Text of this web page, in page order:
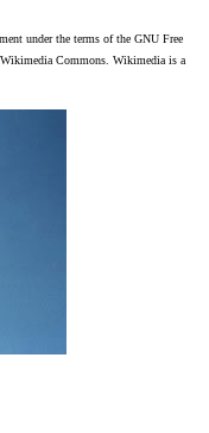
under the terms of the GNU Free
Commons. Wikimedia is a